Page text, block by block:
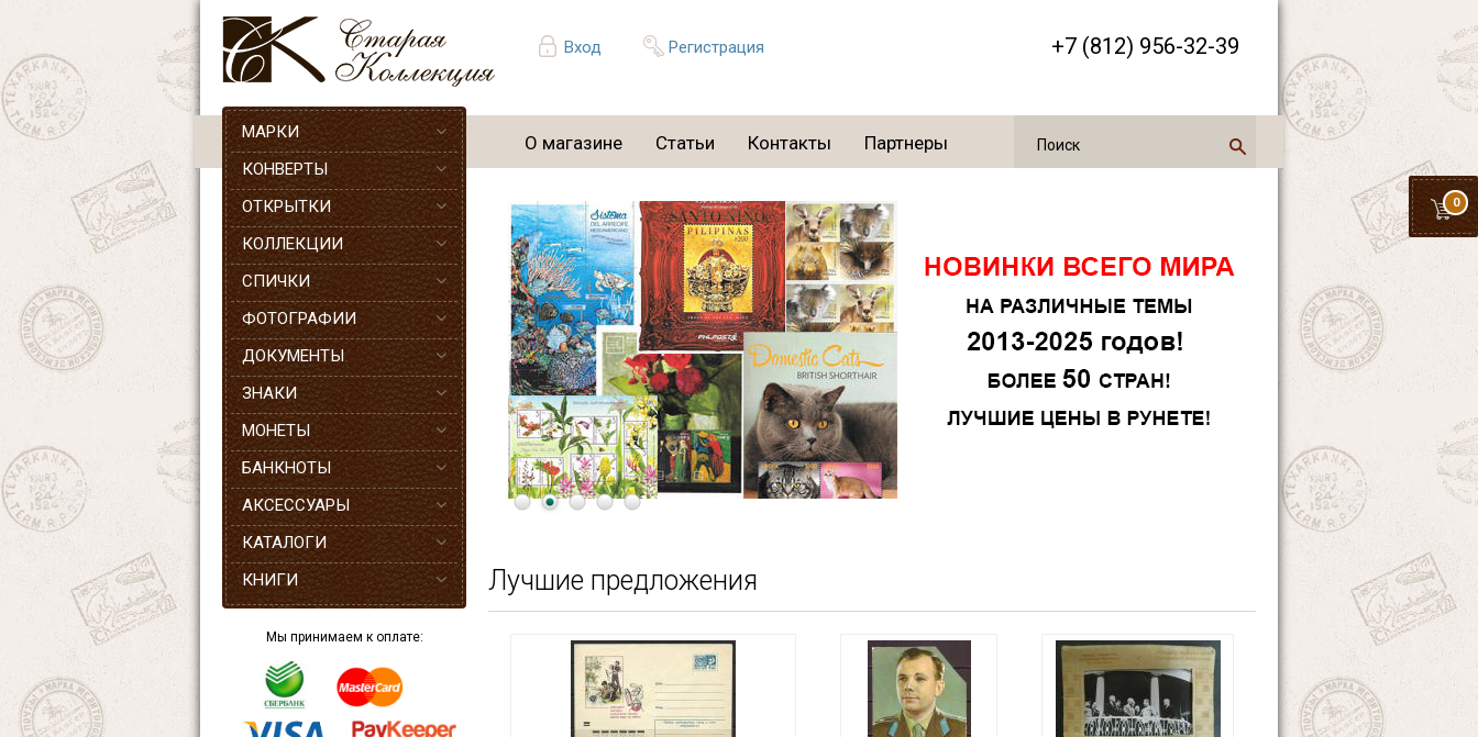
Вход Регистрация +7 (812) 956-32-39
0
О магазине Статьи Контакты Партнеры
МАРКИ
КОНВЕРТЫ
ОТКРЫТКИ
КОЛЛЕКЦИИ
СПИЧКИ
ФОТОГРАФИИ
ДОКУМЕНТЫ
ЗНАКИ
МОНЕТЫ
БАНКНОТЫ
АКСЕССУАРЫ
КАТАЛОГИ
КНИГИ
Мы принимаем к оплате:
Лучшие предложения